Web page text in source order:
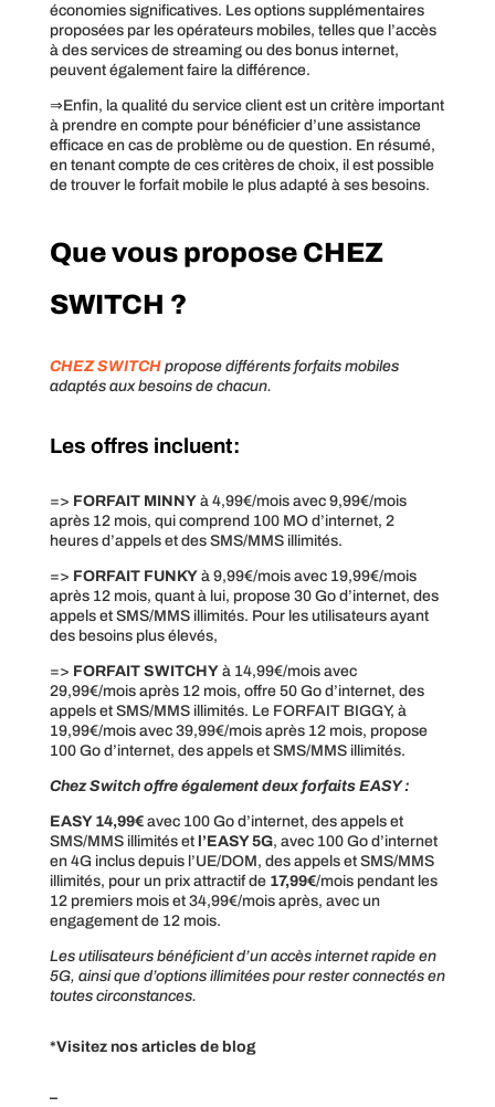
économies significatives. Les options supplémentaires
proposées par les opérateurs mobiles, telles que l’accès
à des services de streaming ou des bonus internet,
peuvent également faire la différence.
⇒Enfin, la qualité du service client est un critère important
à prendre en compte pour bénéficier d’une assistance
efficace en cas de problème ou de question. En résumé,
en tenant compte de ces critères de choix, il est possible
de trouver le forfait mobile le plus adapté à ses besoins.
Que vous propose CHEZ
SWITCH ?
CHEZ SWITCHpropose différents forfaits mobiles
adaptés aux besoins de chacun.
Les offres incluent:
=> FORFAIT MINNYà 4,99€/mois avec 9,99€/mois
après 12 mois, qui comprend 100 MO d’internet, 2
heures d’appels et des SMS/MMS illimités.
=> FORFAIT FUNKYà 9,99€/mois avec 19,99€/mois
après 12 mois, quant à lui, propose 30 Go d’internet, des
appels et SMS/MMS illimités. Pour les utilisateurs ayant
des besoins plus élevés,
=> FORFAIT SWITCHYà 14,99€/mois avec
29,99€/mois après 12 mois, offre 50 Go d’internet, des
appels et SMS/MMS illimités. Le FORFAIT BIGGY, à
19,99€/mois avec 39,99€/mois après 12 mois, propose
100 Go d’internet, des appels et SMS/MMS illimités.
Chez Switch offre également deux forfaits EASY :
EASY 14,99€avec 100 Go d’internet, des appels et
SMS/MMS illimités et l’EASY 5G, avec 100 Go d’internet
en 4G inclus depuis l’UE/DOM, des appels et SMS/MMS
illimités, pour un prix attractif de 17,99€/mois pendant les
12 premiers mois et 34,99€/mois après, avec un
engagement de 12 mois.
Les utilisateurs bénéficient d’un accès internet rapide en
5G, ainsi que d’options illimitées pour rester connectés en
toutes circonstances.
*Visitez nos articles de blog
–